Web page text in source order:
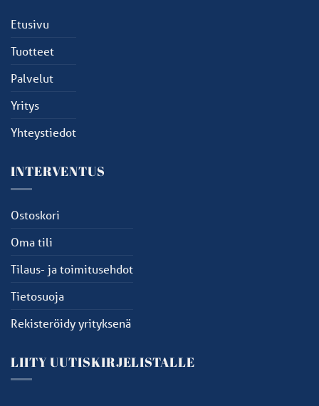
Etusivu
Tuotteet
Palvelut
Yritys
Yhteystiedot
INTERVENTUS
Ostoskori
Oma tili
Tilaus- ja toimitusehdot
Tietosuoja
Rekisteröidy yrityksenä
LIITY UUTISKIRJELISTALLE